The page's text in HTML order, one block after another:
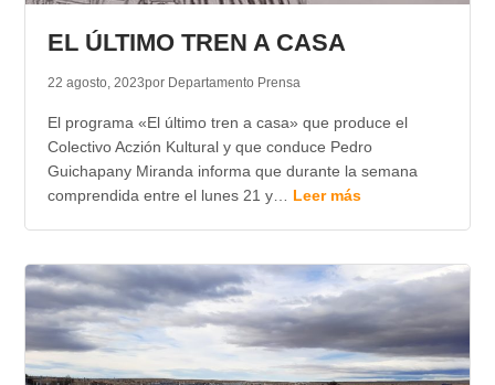
EL ÚLTIMO TREN A CASA
22 agosto, 2023por Departamento Prensa
El programa «El último tren a casa» que produce el
Colectivo Aczión Kultural y que conduce Pedro
Guichapany Miranda informa que durante la semana
comprendida entre el lunes 21 y… Leer más